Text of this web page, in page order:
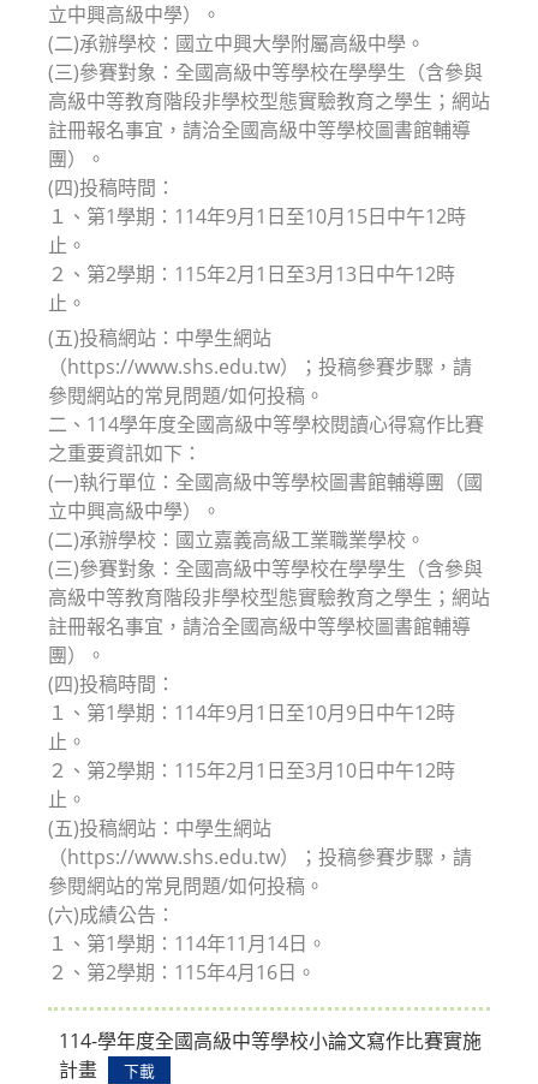
立中興高級中學）。
(二)承辦學校：國立中興大學附屬高級中學。
(三)參賽對象：全國高級中等學校在學學生（含參與
高級中等教育階段非學校型態實驗教育之學生；網站
註冊報名事宜，請洽全國高級中等學校圖書館輔導
團）。
(四)投稿時間：
１、第1學期：114年9月1日至10月15日中午12時
止。
２、第2學期：115年2月1日至3月13日中午12時
止。
(五)投稿網站：中學生網站
（https://www.shs.edu.tw）；投稿參賽步驟，請
參閱網站的常見問題/如何投稿。
二、114學年度全國高級中等學校閱讀心得寫作比賽
之重要資訊如下：
(一)執行單位：全國高級中等學校圖書館輔導團（國
立中興高級中學）。
(二)承辦學校：國立嘉義高級工業職業學校。
(三)參賽對象：全國高級中等學校在學學生（含參與
高級中等教育階段非學校型態實驗教育之學生；網站
註冊報名事宜，請洽全國高級中等學校圖書館輔導
團）。
(四)投稿時間：
１、第1學期：114年9月1日至10月9日中午12時
止。
２、第2學期：115年2月1日至3月10日中午12時
止。
(五)投稿網站：中學生網站
（https://www.shs.edu.tw）；投稿參賽步驟，請
參閱網站的常見問題/如何投稿。
(六)成績公告：
１、第1學期：114年11月14日。
２、第2學期：115年4月16日。
114-學年度全國高級中等學校小論文寫作比賽實施
計畫
下載